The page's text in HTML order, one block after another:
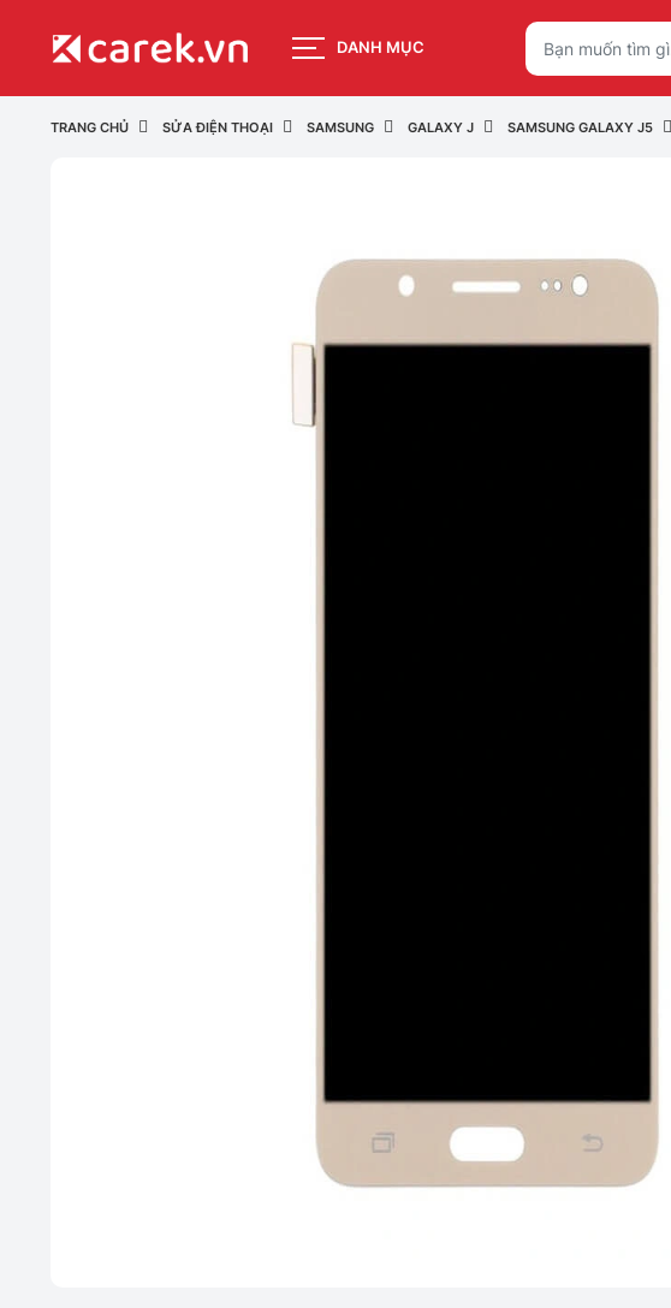
DANH MỤC
TRANG CHỦ SỬA ĐIỆN THOẠI SAMSUNG GALAXY J SAMSUNG GALAXY J5